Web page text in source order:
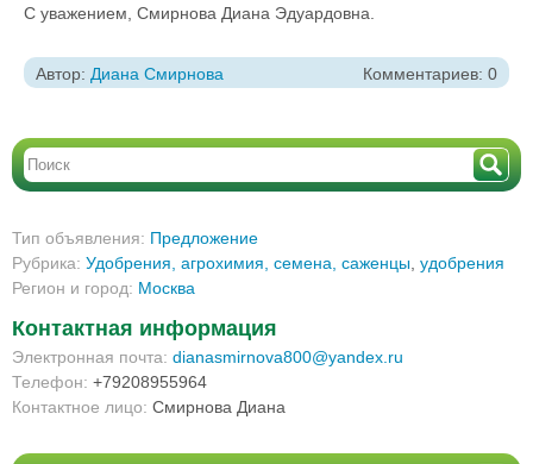
С уважением, Смирнова Диана Эдуардовна.
Автор: Диана Смирнова Комментариев: 0
Тип объявления: Предложение
Рубрика: Удобрения, агрохимия, семена, саженцы удобрения
Регион и город: Москва
Контактная информация
Электронная почта: dianasmirnova800@yandex.ru
Телефон: +79208955964
Контактное лицо: Смирнова Диана